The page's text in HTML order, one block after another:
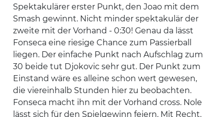
Spektakulärer erster Punkt, den Joao mit dem
Smash gewinnt. Nicht minder spektakulär der
zweite mit der Vorhand - 0:30! Genau da lässt
Fonseca eine riesige Chance zum Passierball
liegen. Der einfache Punkt nach Aufschlag zum
30 beide tut Djokovic sehr gut. Der Punkt zum
Einstand wäre es alleine schon wert gewesen,
die viereinhalb Stunden hier zu beobachten.
Fonseca macht ihn mit der Vorhand cross. Nole
lässt sich für den Spielgewinn feiern. Mit Recht.